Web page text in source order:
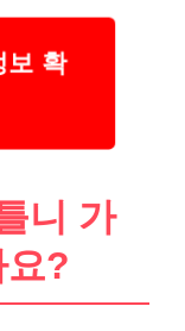
확
니 가
요?